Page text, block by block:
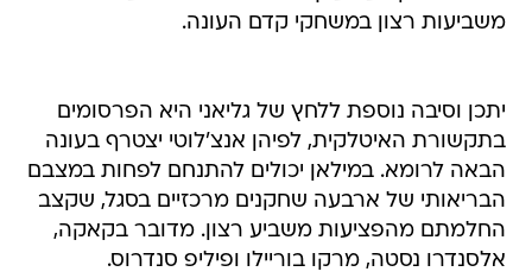
משביעות רצון במשחקי קדם העונה.
יתכן וסיבה נוספת ללחץ של גליאני היא הפרסומים
בתקשורת האיטלקית, לפיהן אנצ'לוטי יצטרף בעונה
הבאה לרומא. במילאן יכולים להתנחם לפחות במצבם
הבריאותי של ארבעה שחקנים מרכזיים בסגל, שקצב
החלמתם מהפציעות משביע רצון. מדובר בקאקה,
אלסנדרו נסטה, מרקו בוריילו ופיליפ סנדרוס.